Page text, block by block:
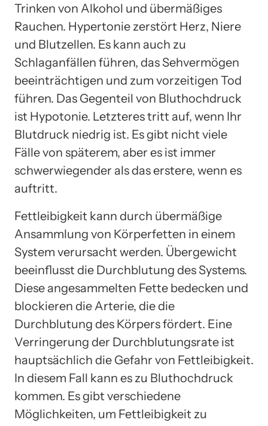
Trinken von Alkohol und übermäßiges
Rauchen. Hypertonie zerstört Herz, Niere
und Blutzellen. Es kann auch zu
Schlaganfällen führen, das Sehvermögen
beeinträchtigen und zum vorzeitigen Tod
führen. Das Gegenteil von Bluthochdruck
ist Hypotonie. Letzteres tritt auf, wenn Ihr
Blutdruck niedrig ist. Es gibt nicht viele
Fälle von späterem, aber es ist immer
schwerwiegender als das erstere, wenn es
auftritt.
Fettleibigkeit kann durch übermäßige
Ansammlung von Körperfetten in einem
System verursacht werden. Übergewicht
beeinflusst die Durchblutung des Systems.
Diese angesammelten Fette bedecken und
blockieren die Arterie, die die
Durchblutung des Körpers fördert. Eine
Verringerung der Durchblutungsrate ist
hauptsächlich die Gefahr von Fettleibigkeit.
In diesem Fall kann es zu Bluthochdruck
kommen. Es gibt verschiedene
Möglichkeiten, um Fettleibigkeit zu